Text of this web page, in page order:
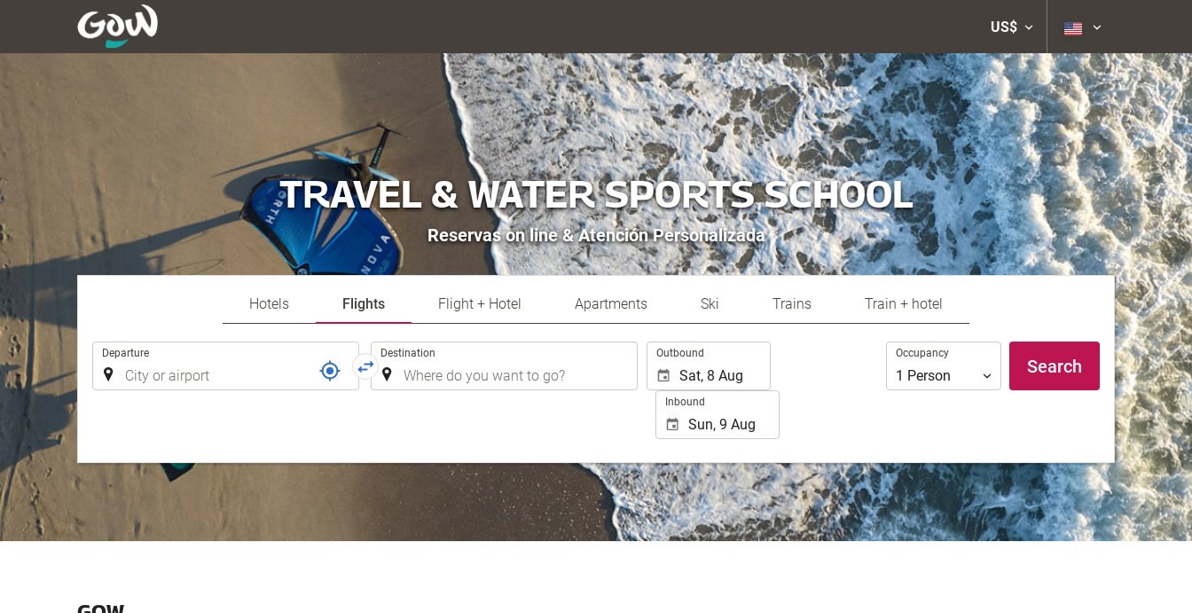
US$
TRAVEL & WATER SPORTS SCHOOL
Reservas on line & Atención Personalizada
Hotels Flights Flight + Hotel Apartments Ski Trains Train + hotel
Trip
Departure Destination Outbound
Inbound
Occupancy
Occupancy
1 Person Search